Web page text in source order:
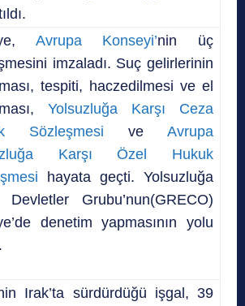
Avrupa Konseyi’nin üç
imzaladı. Suç gelirlerinin
tespiti, haczedilmesi ve el
Yolsuzluğa Karşı Ceza
Sözleşmesi ve Avrupa
Karşı Özel Hukuk
hayata geçti. Yolsuzluğa
Devletler Grubu’nun(GRECO)
denetim yapmasının yolu
Irak’ta sürdürdüğü işgal, 39